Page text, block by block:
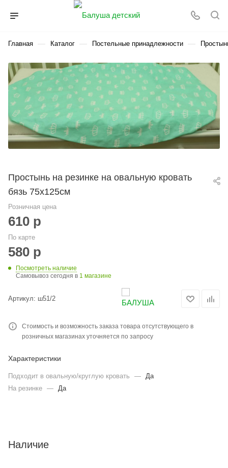
Главная — Каталог — Постельные принадлежности —
Простынь на резинке на овальную кровать
бязь 75х125см
Розничная цена
610 р
По карте
580 р
Посмотреть наличие
Самовывоз сегодня в 1 магазине
Артикул: ш51/2
Стоимость и возможность заказа товара отсутствующего в
розничных магазинах уточняется по запросу
Характеристики
Подходит в овальную/круглую кровать — Да
На резинке — Да
Наличие